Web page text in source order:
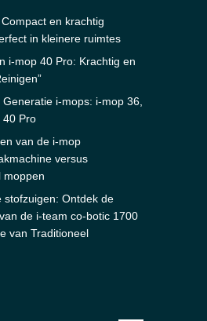
en krachtig
in kleinere ruimtes
i-mop 40 Pro: Krachtig en
Generatie i-mops: i-mop 36,
40 Pro
van de i-mop
versus
moppen
stofzuigen: Ontdek de
de i-team co-botic 1700
van Traditioneel